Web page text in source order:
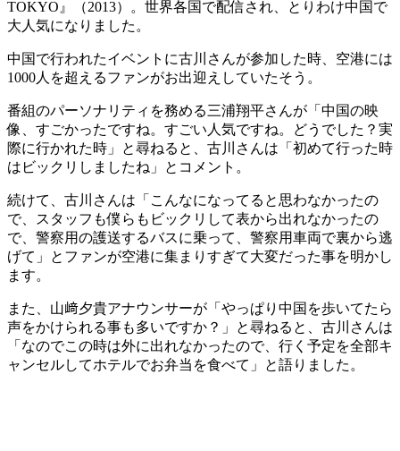
TOKYO』（2013）。世界各国で配信され、とりわけ中国で
大人気になりました。
中国で行われたイベントに古川さんが参加した時、空港には
1000人を超えるファンがお出迎えしていたそう。
番組のパーソナリティを務める三浦翔平さんが「中国の映
像、すごかったですね。すごい人気ですね。どうでした？実
際に行かれた時」と尋ねると、古川さんは「初めて行った時
はビックリしましたね」とコメント。
続けて、古川さんは「こんなになってると思わなかったの
で、スタッフも僕らもビックリして表から出れなかったの
で、警察用の護送するバスに乗って、警察用車両で裏から逃
げて」とファンが空港に集まりすぎて大変だった事を明かし
ます。
また、山﨑夕貴アナウンサーが「やっぱり中国を歩いてたら
声をかけられる事も多いですか？」と尋ねると、古川さんは
「なのでこの時は外に出れなかったので、行く予定を全部キ
ャンセルしてホテルでお弁当を食べて」と語りました。